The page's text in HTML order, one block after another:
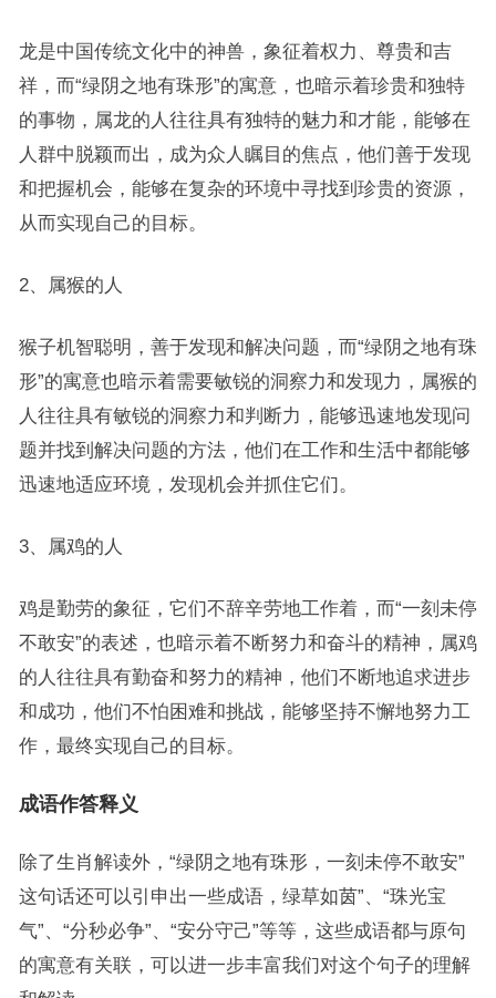
龙是中国传统文化中的神兽，象征着权力、尊贵和吉
祥，而“绿阴之地有珠形”的寓意，也暗示着珍贵和独特
的事物，属龙的人往往具有独特的魅力和才能，能够在
人群中脱颖而出，成为众人瞩目的焦点，他们善于发现
和把握机会，能够在复杂的环境中寻找到珍贵的资源，
从而实现自己的目标。
2、属猴的人
猴子机智聪明，善于发现和解决问题，而“绿阴之地有珠
形”的寓意也暗示着需要敏锐的洞察力和发现力，属猴的
人往往具有敏锐的洞察力和判断力，能够迅速地发现问
题并找到解决问题的方法，他们在工作和生活中都能够
迅速地适应环境，发现机会并抓住它们。
3、属鸡的人
鸡是勤劳的象征，它们不辞辛劳地工作着，而“一刻未停
不敢安”的表述，也暗示着不断努力和奋斗的精神，属鸡
的人往往具有勤奋和努力的精神，他们不断地追求进步
和成功，他们不怕困难和挑战，能够坚持不懈地努力工
作，最终实现自己的目标。
成语作答释义
除了生肖解读外，“绿阴之地有珠形，一刻未停不敢安”
这句话还可以引申出一些成语，绿草如茵”、“珠光宝
气”、“分秒必争”、“安分守己”等等，这些成语都与原句
的寓意有关联，可以进一步丰富我们对这个句子的理解